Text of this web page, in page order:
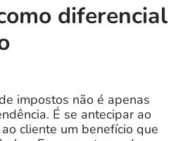
diferencial
impostos não é apenas
É se antecipar ao
cliente um benefício que